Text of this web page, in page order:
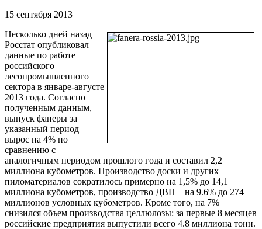
15 сентября 2013
Несколько дней назад
Росстат опубликовал
данные по работе
российского
лесопромышленного
сектора в январе-августе
2013 года. Согласно
полученным данным,
выпуск фанеры за
указанный период
вырос на 4% по
сравнению с
аналогичным периодом прошлого года и составил 2,2
миллиона кубометров. Производство доски и других
пиломатериалов сократилось примерно на 1,5% до 14,1
миллиона кубометров, производство ДВП – на 9.6% до 274
миллионов условных кубометров. Кроме того, на 7%
снизился объем производства целлюлозы: за первые 8 месяцев
российские предприятия выпустили всего 4.8 миллиона тонн.